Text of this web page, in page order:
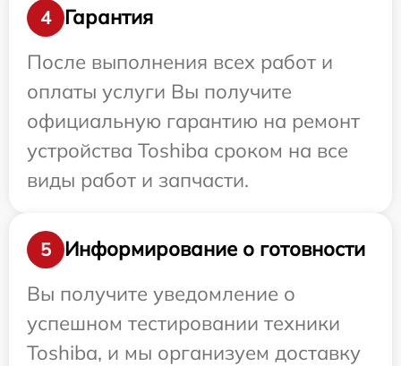
4
Гарантия
После выполнения всех работ и
оплаты услуги Вы получите
официальную гарантию на ремонт
устройства Toshiba сроком на все
виды работ и запчасти.
5
Информирование о готовности
Вы получите уведомление о
успешном тестировании техники
Toshiba, и мы организуем доставку